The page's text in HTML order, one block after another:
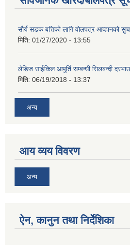
सौर्य सडक बत्तिको लागि वोलपत्र आव्हानको
मिति: 01/27/2020 - 13:55
लेडिज साईकिल आपुर्ति सम्बन्धी सिलबन्दी
मिति: 06/19/2018 - 13:37
अन्य
आय व्यय विवरण
अन्य
ऐन, कानुन तथा निर्देशिका